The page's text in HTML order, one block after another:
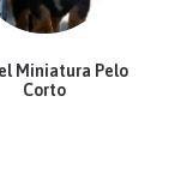
Miniatura Pelo
Corto